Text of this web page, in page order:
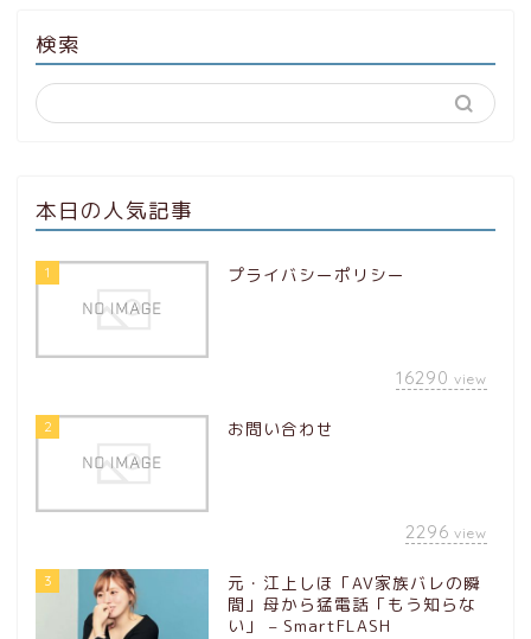
検索
本日の人気記事
1 プライバシーポリシー
16290 view
2 お問い合わせ
2296 view
3
元・江上しほ「AV家族バレの瞬
間」母から猛電話「もう知らな
い」 – SmartFLASH